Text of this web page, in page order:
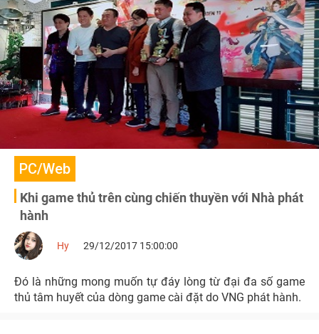
đặc sắc nhập vai, chiến thuật, thẻ tướng đáng chơi nhất
2018.
PC/Web
Khi game thủ trên cùng chiến thuyền với Nhà phát
hành
Hy 29/12/2017 15:00:00
Đó là những mong muốn tự đáy lòng từ đại đa số game
thủ tâm huyết của dòng game cài đặt do VNG phát hành.